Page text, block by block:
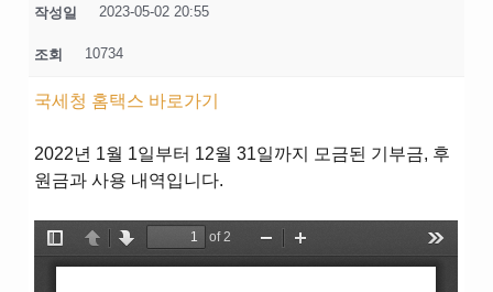
작성일 2023-05-02 20:55
조회 10734
국세청 홈택스 바로가기
2022년 1월 1일부터 12월 31일까지 모금된 기부금, 후
원금과 사용 내역입니다.